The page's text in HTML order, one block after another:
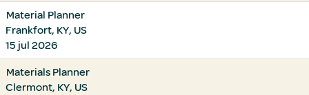
Material Planner
Frankfort, KY, US
15 jul 2026
Materials Planner
Clermont, KY, US